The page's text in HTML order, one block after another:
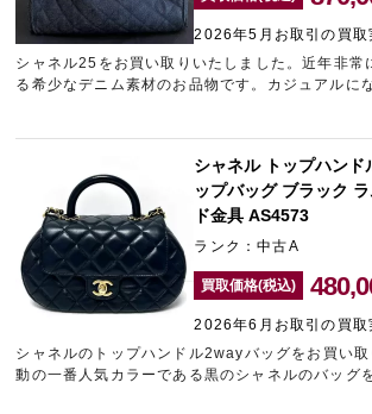
2026年5月お取引の買取
シャネル25をお買い取りいたしました。近年非常
る希少なデニム素材のお品物です。カジュアルに
すが、シックな黒にゴールド金具を組み合わせた
ィションも良好でしたので、高価買取させていた
リーレア青山表参道店は表参道エリアのブランド
目指しております。
シャネル トップハンド
ップバッグ ブラック
ド金具 AS4573
ランク：中古A
買取価格(税込)
2026年6月お取引の買取
シャネルのトップハンドル2wayバッグをお買い
動の一番人気カラーである黒のシャネルのバッグ
ち込みいただけたため、精一杯の金額をご提示さ